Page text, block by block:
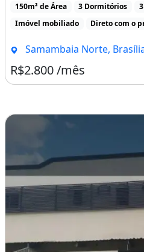
150m² de Área 3 Dormitórios
Imóvel mobiliado
Direto com o
Samambaia Norte,
R$2.800 /mês